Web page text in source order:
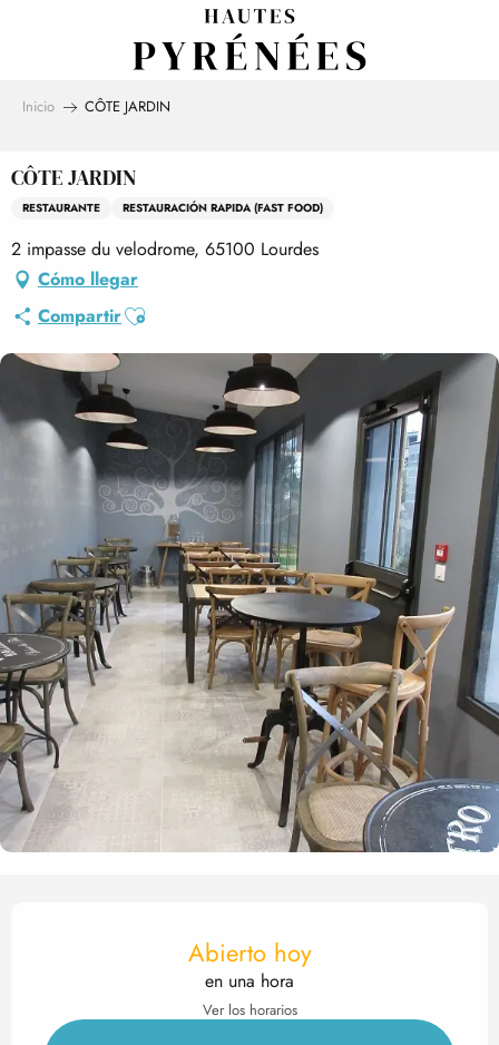
Inicio CÔTE JARDIN
CÔTE JARDIN
RESTAURANTE RESTAURACIÓN RAPIDA (FAST FOOD)
2 impasse du velodrome, 65100 Lourdes
Cómo llegar
CompartirAjouter aux favoris
Horarios y datos de
Abierto hoy
en una hora
Ver los horarios